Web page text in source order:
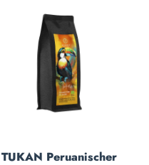
TUKAN Peruanischer